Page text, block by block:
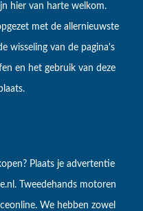
hier van harte welkom.
met de allernieuwste
wisseling van de pagina's
en het gebruik van deze
Plaats je advertentie
Tweedehands motoren
We hebben zowel